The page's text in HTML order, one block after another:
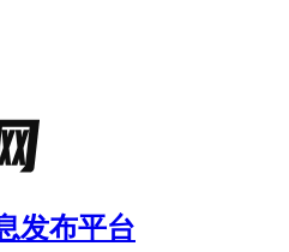
发布平台